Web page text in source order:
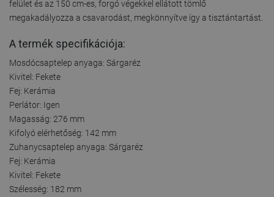
felület és az 150 cm-es, forgó végekkel ellátott tömlő
megakadályozza a csavarodást, megkönnyítve így a tisztántartást.
A termék specifikációja:
Mosdócsaptelep anyaga: Sárgaréz
Kivitel: Fekete
Fej: Kerámia
Perlátor: Igen
Magasság: 276 mm
Kifolyó elérhetőség: 142 mm
Zuhanycsaptelep anyaga: Sárgaréz
Fej: Kerámia
Kivitel: Fekete
Szélesség: 182 mm